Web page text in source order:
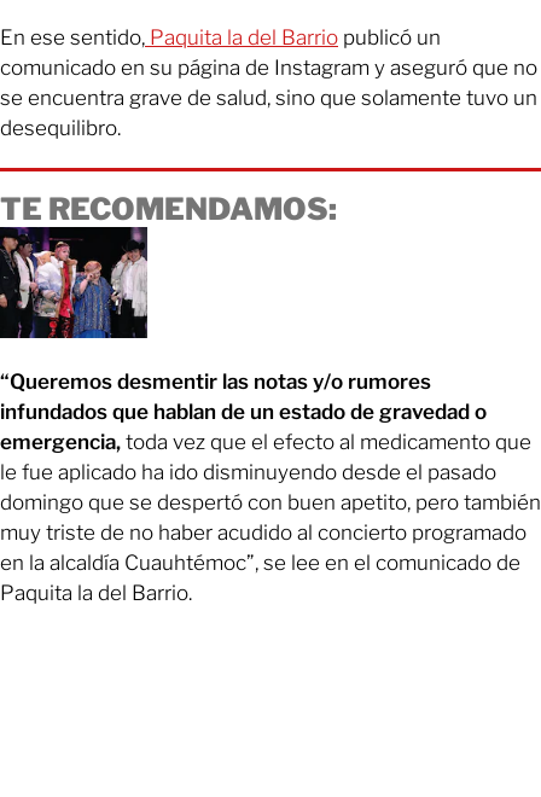
En ese sentido, Paquita la del Barrio publicó un
comunicado en su página de Instagram y aseguró que no
se encuentra grave de salud, sino que solamente tuvo un
desequilibro.
TE RECOMENDAMOS:
“Queremos desmentir las notas y/o rumores
infundados que hablan de un estado de gravedad o
emergencia, toda vez que el efecto al medicamento que
le fue aplicado ha ido disminuyendo desde el pasado
domingo que se despertó con buen apetito, pero también
muy triste de no haber acudido al concierto programado
en la alcaldía Cuauhtémoc”, se lee en el comunicado de
Paquita la del Barrio.